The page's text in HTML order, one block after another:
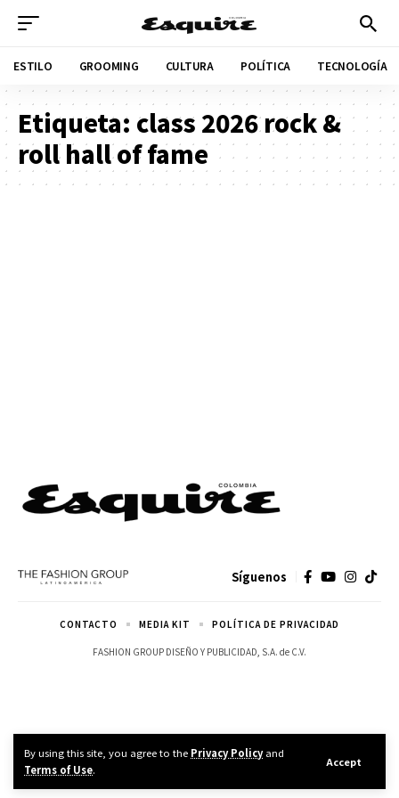
By using this site, you agree to the Privacy Policyand
Terms of Use.
Accept
ESTILO GROOMING CULTURA POLÍTICA TECNOLOGÍA
Etiqueta: class 2026 rock &
roll hall of fame
Síguenos
FASHION GROUP DISEÑO Y PUBLICIDAD, S.A. de C.V.
CONTACTO MEDIA KIT POLÍTICA DE PRIVACIDAD